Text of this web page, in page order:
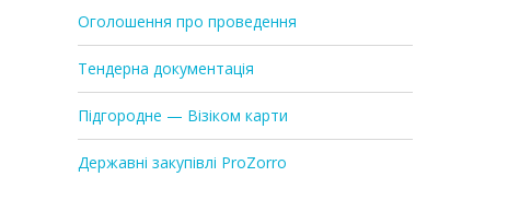
Оголошення про проведення
Тендерна документація
Підгородне — Візіком карти
Державні закупівлі ProZorro